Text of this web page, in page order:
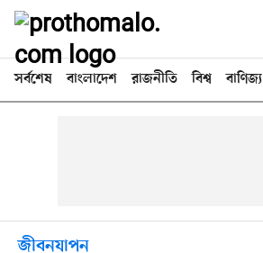
সর্বশেষ বাংলাদেশ রাজনীতি বিশ্ব বাণিজ্য
জীবনযাপন